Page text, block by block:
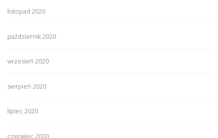
listopad 2020
październik 2020
wrzesień 2020
sierpień 2020
lipiec 2020
czerwiec 2020